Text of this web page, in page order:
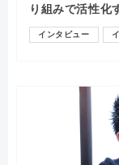
り組みで活性化
インタビュー